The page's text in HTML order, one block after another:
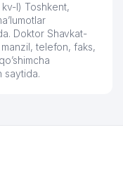
l) Toshkent,
Doktor Shavkat-
telefon, faks,
saytida.